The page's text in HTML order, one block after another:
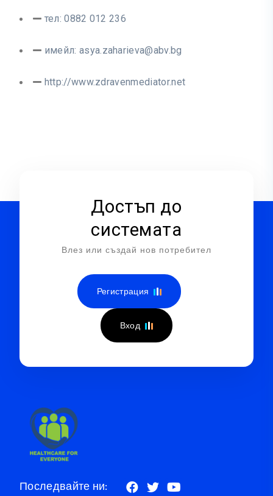
тел: 0882 012 236
имейл: asya.zaharieva@abv.bg
http://www.zdravenmediator.net
Достъп до
системата
Влез или създай нов потребител
Регистрация
Вход
Последвайте ни: